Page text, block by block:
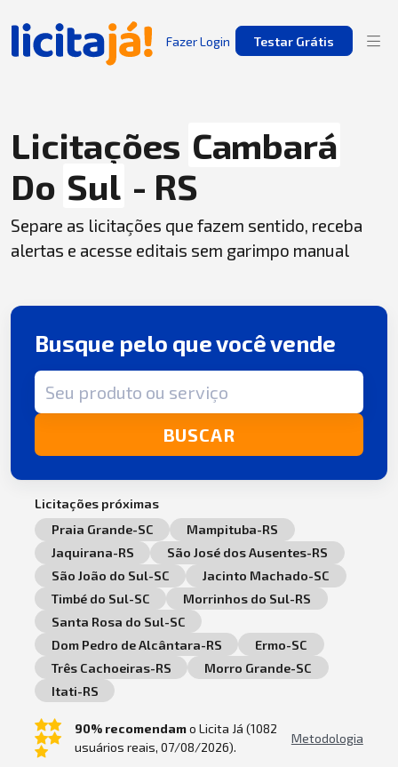
Fazer Login Testar Grátis
Licitações Cambará
Do Sul - RS
Separe as licitações que fazem sentido, receba
alertas e acesse editais sem garimpo manual
Busque pelo que você vende
Termo de busca
BUSCAR
Licitações próximas
Praia Grande-SC
Mampituba-RS
Jaquirana-RS
São José dos Ausentes-RS
São João do Sul-SC
Jacinto Machado-SC
Timbé do Sul-SC
Morrinhos do Sul-RS
Santa Rosa do Sul-SC
Dom Pedro de Alcântara-RS
Ermo-SC
Três Cachoeiras-RS
Morro Grande-SC
Itati-RS
90% recomendamo Licita Já (1082
usuários reais, 07/08/2026).
Metodologia